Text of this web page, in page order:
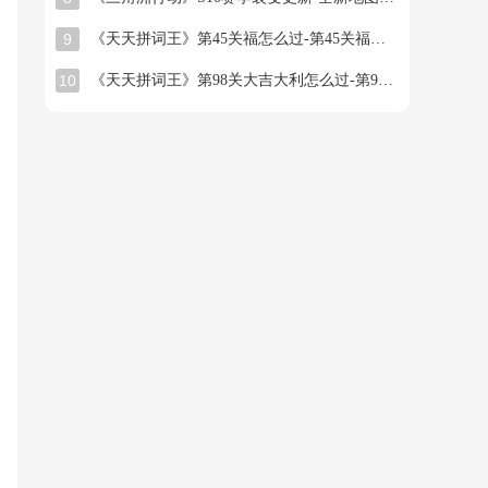
9 《天天拼词王》第45关福怎么过-第45关福找出16个常用字图文攻略
10 《天天拼词王》第98关大吉大利怎么过-第98关大吉大利找出26个常用字图文攻略